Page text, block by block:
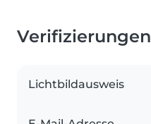
Verifizierungen
Lichtbildausweis